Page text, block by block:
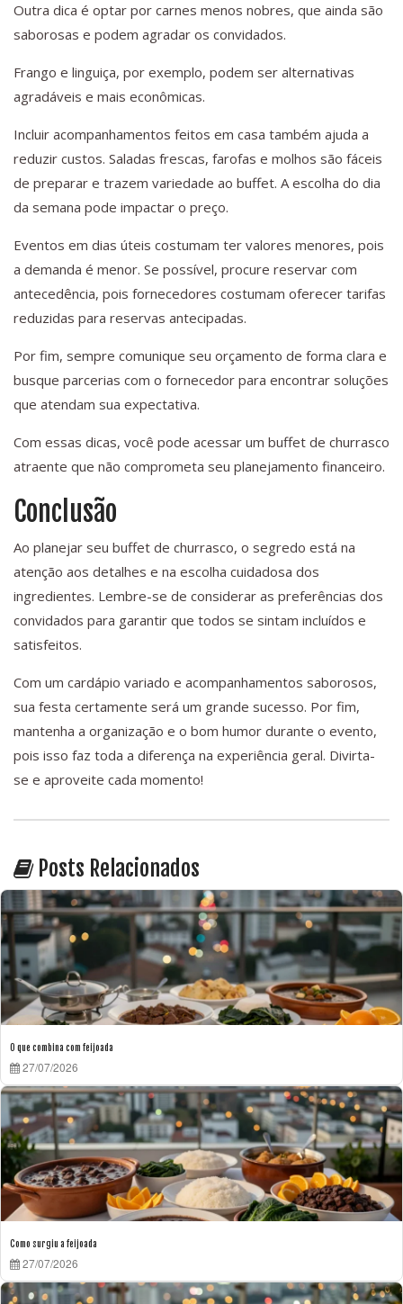
Outra dica é optar por carnes menos nobres, que ainda são
saborosas e podem agradar os convidados.
Frango e linguiça, por exemplo, podem ser alternativas
agradáveis e mais econômicas.
Incluir acompanhamentos feitos em casa também ajuda a
reduzir custos. Saladas frescas, farofas e molhos são fáceis
de preparar e trazem variedade ao buffet. A escolha do dia
da semana pode impactar o preço.
Eventos em dias úteis costumam ter valores menores, pois
a demanda é menor. Se possível, procure reservar com
antecedência, pois fornecedores costumam oferecer tarifas
reduzidas para reservas antecipadas.
Por fim, sempre comunique seu orçamento de forma clara e
busque parcerias com o fornecedor para encontrar soluções
que atendam sua expectativa.
Com essas dicas, você pode acessar um buffet de churrasco
atraente que não comprometa seu planejamento financeiro.
Conclusão
Ao planejar seu buffet de churrasco, o segredo está na
atenção aos detalhes e na escolha cuidadosa dos
ingredientes. Lembre-se de considerar as preferências dos
convidados para garantir que todos se sintam incluídos e
satisfeitos.
Com um cardápio variado e acompanhamentos saborosos,
sua festa certamente será um grande sucesso. Por fim,
mantenha a organização e o bom humor durante o evento,
pois isso faz toda a diferença na experiência geral. Divirta-
se e aproveite cada momento!
Posts Relacionados
O que combina com feijoada
27/07/2026
Como surgiu a feijoada
27/07/2026